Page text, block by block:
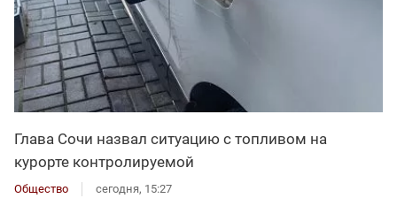
Глава Сочи назвал ситуацию с топливом на
курорте контролируемой
Общество сегодня, 15:27